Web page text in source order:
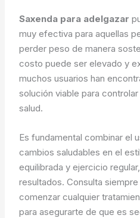
Saxenda para adelgazar
muy efectiva para aquellas
perder peso de manera
costo puede ser elevado y
muchos usuarios han
solución viable para
salud.
Es fundamental combinar el
cambios saludables en el
equilibrada y ejercicio
resultados. Consulta
comenzar cualquier
para asegurarte de que es